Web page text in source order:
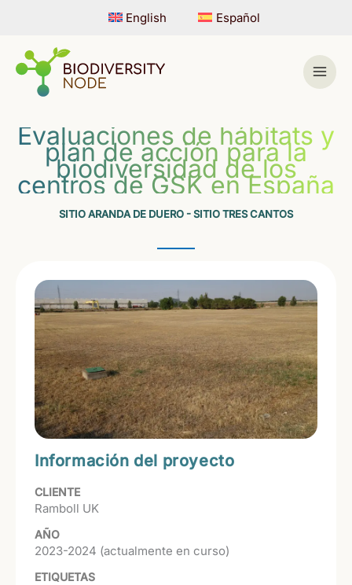
English Español
Evaluaciones de hábitats y
plan de acción para la
biodiversidad de los
centros de GSK en España
SITIO ARANDA DE DUERO - SITIO TRES CANTOS
Información del proyecto
CLIENTE
Ramboll UK
AÑO
2023-2024 (actualmente en curso)
ETIQUETAS